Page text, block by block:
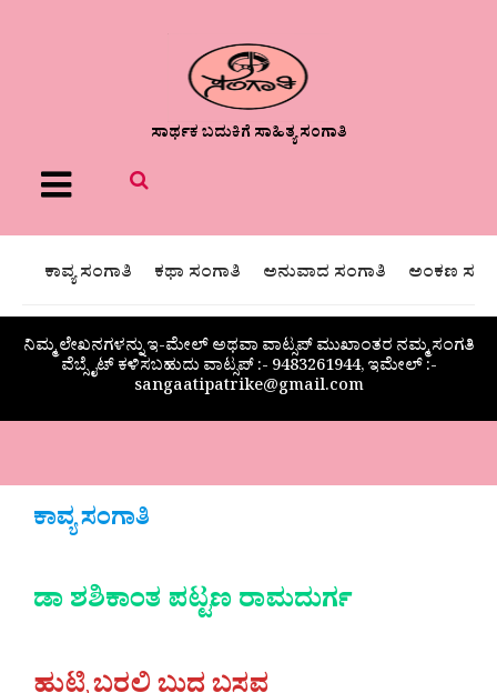
ಸಾರ್ಥಕ ಬದುಕಿಗೆ ಸಾಹಿತ್ಯ ಸಂಗಾತಿ
Menu
ಕಾವ್ಯ ಸಂಗಾತಿ ಕಥಾ ಸಂಗಾತಿ ಅನುವಾದ ಸಂಗಾತಿ ಅಂಕಣ
ನಿಮ್ಮ ಲೇಖನಗಳನ್ನು ಇ-ಮೇಲ್ ಅಥವಾ ವಾಟ್ಸಪ್ ಮುಖಾಂತರ ನಮ್ಮ ಸಂಗತಿ
ವೆಬ್ಸೈಟ್ ಕಳಿಸಬಹುದು ವಾಟ್ಸಪ್‌ :- 9483261944, ಇಮೇಲ್ :-
sangaatipatrike@gmail.com
ಕಾವ್ಯ ಸಂಗಾತಿ
ಡಾ ಶಶಿಕಾಂತ ಪಟ್ಟಣ ರಾಮದುರ್ಗ